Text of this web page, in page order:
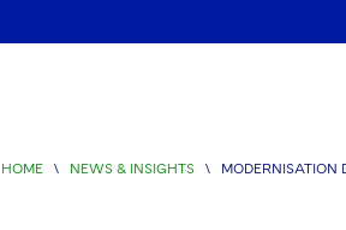
HOME \ NEWS & INSIGHTS \ MODERNISATION